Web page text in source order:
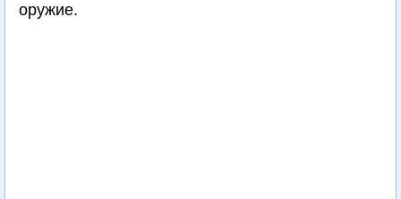
оружие.